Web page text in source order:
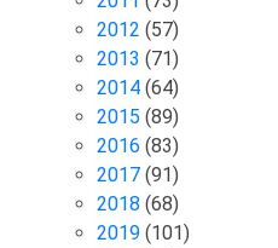
2012 (57)
2013 (71)
2014 (64)
2015 (89)
2016 (83)
2017 (91)
2018 (68)
2019 (101)